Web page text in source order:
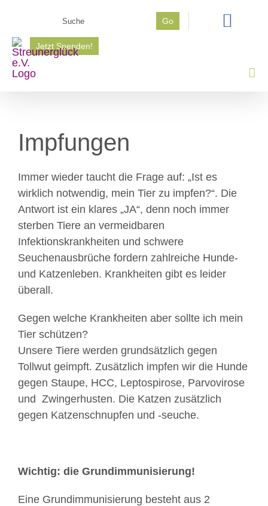
springen
Go
Jetzt Spenden!
Impfungen
Immer wieder taucht die Frage auf: „Ist es
wirklich notwendig, mein Tier zu impfen?“. Die
Antwort ist ein klares „JA“, denn noch immer
sterben Tiere an vermeidbaren
Infektionskrankheiten und schwere
Seuchenausbrüche fordern zahlreiche Hunde-
und Katzenleben. Krankheiten gibt es leider
überall.
Gegen welche Krankheiten aber sollte ich mein
Tier schützen?
Unsere Tiere werden grundsätzlich gegen
Tollwut geimpft. Zusätzlich impfen wir die Hunde
gegen Staupe, HCC, Leptospirose, Parvovirose
und Zwingerhusten. Die Katzen zusätzlich
gegen Katzenschnupfen und -seuche.
Wichtig: die Grundimmunisierung!
Eine Grundimmunisierung besteht aus 2